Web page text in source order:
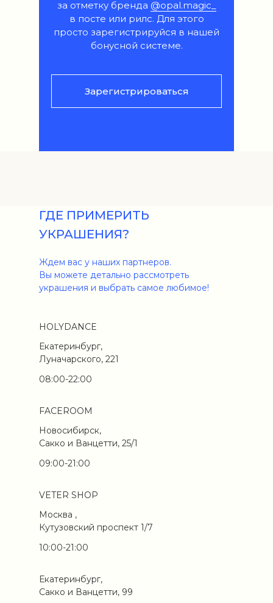
Зарегистрироваться
за отметку бренда @opal.magic_
в посте или рилс. Для этого
просто зарегистрируйся в нашей
бонусной системе.
ГДЕ ПРИМЕРИТЬ
УКРАШЕНИЯ?
Екатеринбург,
Луначарского, 221
HOLYDANCE
08:00-22:00
Екатеринбург,
Сакко и Ванцетти, 99
Ждем вас у наших партнеров.
Вы можете детально рассмотреть
украшения и выбрать самое любимое!
FACEROOM
Новосибирск,
Сакко и Ванцетти, 25/1
09:00-21:00
VETER SHOP
Москва ,
Кутузовский проспект 1/7
10:00-21:00